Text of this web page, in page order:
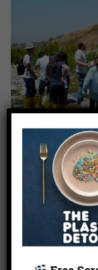
Comprueba
resultados de la
Hoy empezamos
agua de las
existan aquí en
Katherine Pease
importante y nos
nos está